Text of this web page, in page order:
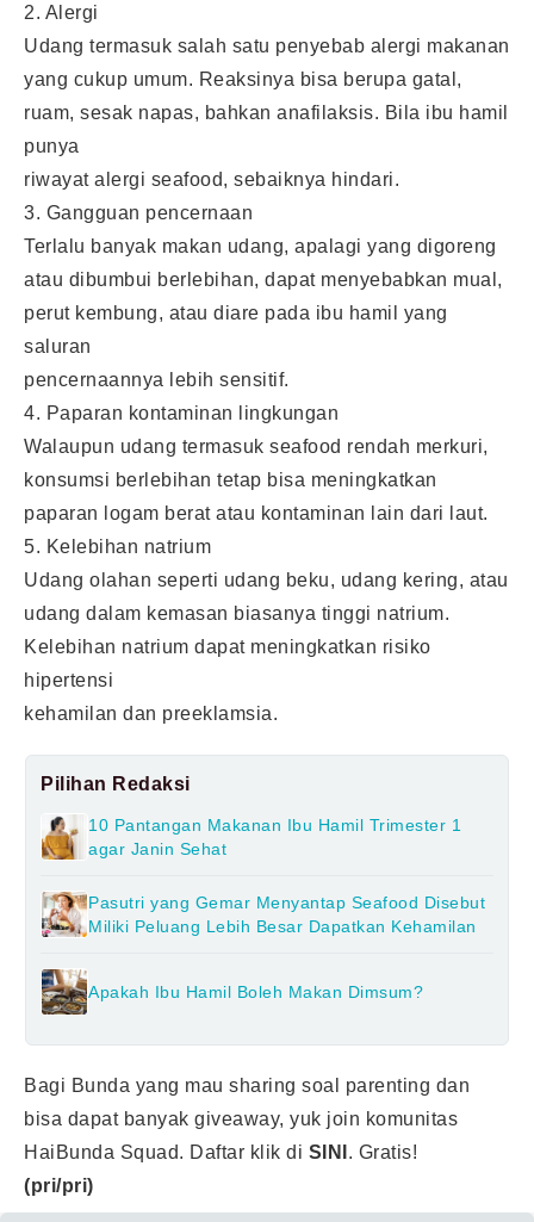
2. Alergi
Udang termasuk salah satu penyebab alergi makanan
yang cukup umum. Reaksinya bisa berupa gatal,
ruam, sesak napas, bahkan anafilaksis. Bila ibu hamil
punya
riwayat alergi seafood, sebaiknya hindari.
3. Gangguan pencernaan
Terlalu banyak makan udang, apalagi yang digoreng
atau dibumbui berlebihan, dapat menyebabkan mual,
perut kembung, atau diare pada ibu hamil yang
saluran
pencernaannya lebih sensitif.
4. Paparan kontaminan lingkungan
Walaupun udang termasuk seafood rendah merkuri,
konsumsi berlebihan tetap bisa meningkatkan
paparan logam berat atau kontaminan lain dari laut.
5. Kelebihan natrium
Udang olahan seperti udang beku, udang kering, atau
udang dalam kemasan biasanya tinggi natrium.
Kelebihan natrium dapat meningkatkan risiko
hipertensi
kehamilan dan preeklamsia.
Pilihan Redaksi
10 Pantangan Makanan Ibu Hamil Trimester 1
agar Janin Sehat
Pasutri yang Gemar Menyantap Seafood Disebut
Miliki Peluang Lebih Besar Dapatkan Kehamilan
Apakah Ibu Hamil Boleh Makan Dimsum?
Bagi Bunda yang mau sharing soal parenting dan
bisa dapat banyak giveaway, yuk join komunitas
HaiBunda Squad. Daftar klik di SINI . Gratis!
(pri/pri)